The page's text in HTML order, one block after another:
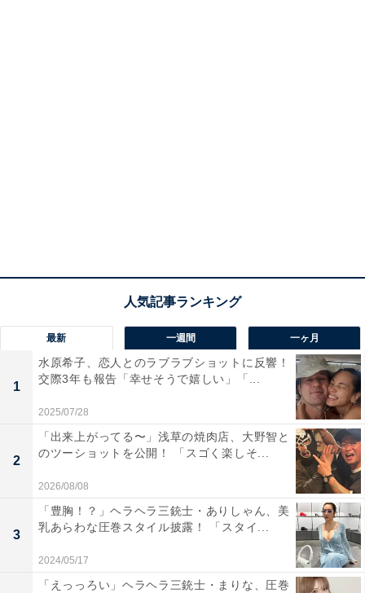
最新 一週間 一ヶ月
1
水原希子、恋人とのラブラブショットに反響！
交際3年も報告「幸せそうで嬉しい」「...
2025/07/28
2
「出来上がってる〜」浅草の焼肉店、大野智と
のツーショットを公開！ 「スゴく楽しそ...
2026/08/08
3
「豊胸！？」ヘラヘラ三銃士・ありしゃん、美
乳あらわな圧巻スタイル披露！ 「スタイ...
2024/05/17
「えっっろい」ヘラヘラ三銃士・まりな、圧巻